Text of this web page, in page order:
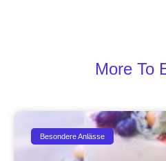
More To
Besondere Anlässe